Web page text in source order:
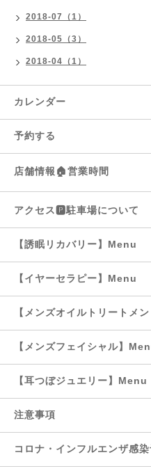
2018-07（1）
2018-05（3）
2018-04（1）
カレンダー
予約する
店舗情報🏠営業時間
アクセス🅿️駐車場について
【誘眠リカバリー】Menu
【イヤーセラピー】Menu
【メンズオイルトリートメ
【メンズフェイシャル】
【耳つぼジュエリー】Menu
注意事項
コロナ・インフルエンザ感